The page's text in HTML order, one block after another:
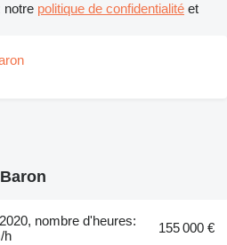
notre politique de confidentialité et
nombre d'heures:
h
155 000 €